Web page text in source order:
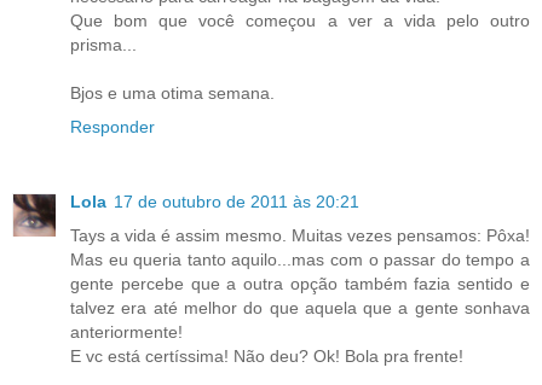
Que bom que você começou a ver a vida pelo outro
prisma...
Bjos e uma otima semana.
Responder
Lola 17 de outubro de 2011 às 20:21
Tays a vida é assim mesmo. Muitas vezes pensamos: Pôxa!
Mas eu queria tanto aquilo...mas com o passar do tempo a
gente percebe que a outra opção também fazia sentido e
talvez era até melhor do que aquela que a gente sonhava
anteriormente!
E vc está certíssima! Não deu? Ok! Bola pra frente!